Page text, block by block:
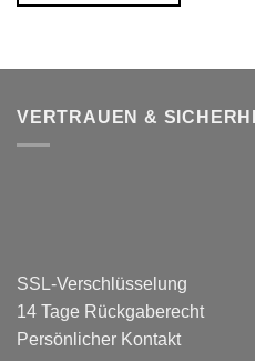
VERTRAUEN &
SSL-Verschlüsselung
14 Tage Rückgaberecht
Persönlicher Kontakt